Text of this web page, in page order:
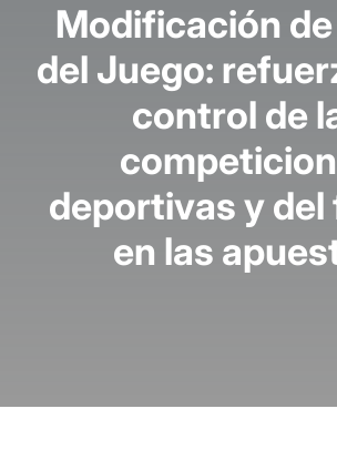
Modificación de
del Juego: refuer
control de l
competicion
deportivasydel
en las apues